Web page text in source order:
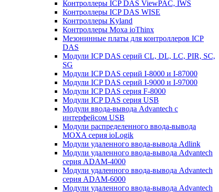
Контроллеры ICP DAS ViewPAC, IWS
Контроллеры ICP DAS WISE
Контроллеры Kyland
Контроллеры Moxa ioThinx
Мезонинные платы для контроллеров ICP
DAS
Модули ICP DAS серий CL, DL, LC, PIR, SC,
SG
Модули ICP DAS серий I-8000 и I-87000
Модули ICP DAS серий I-9000 и I-97000
Модули ICP DAS серия F-8000
Модули ICP DAS серия USB
Модули ввода-вывода Advantech с
интерфейсом USB
Модули распределенного ввода-вывода
MOXA серия ioLogik
Модули удаленного ввода-вывода Adlink
Модули удаленного ввода-вывода Advantech
серия ADAM-4000
Модули удаленного ввода-вывода Advantech
серия ADAM-6000
Модули удаленного ввода-вывода Advantech